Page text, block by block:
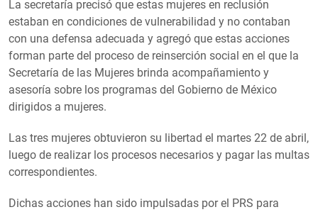
La secretaría precisó que estas mujeres en reclusión
estaban en condiciones de vulnerabilidad y no contaban
con una defensa adecuada y agregó que estas acciones
forman parte del proceso de reinserción social en el que la
Secretaría de las Mujeres brinda acompañamiento y
asesoría sobre los programas del Gobierno de México
dirigidos a mujeres.
Las tres mujeres obtuvieron su libertad el martes 22 de abril,
luego de realizar los procesos necesarios y pagar las multas
correspondientes.
Dichas acciones han sido impulsadas por el PRS para